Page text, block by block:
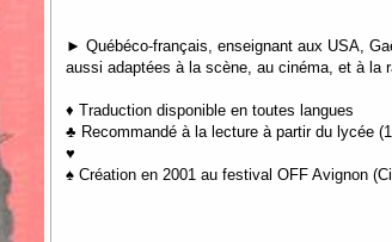
► Québéco-français, enseignant aux USA,
aussi adaptées à la scène, au cinéma, et à la
♦ Traduction disponible en toutes langues
♣ Recommandé à la lecture à partir du lycée
♥
♠ Création en 2001 au festival OFF Avignon